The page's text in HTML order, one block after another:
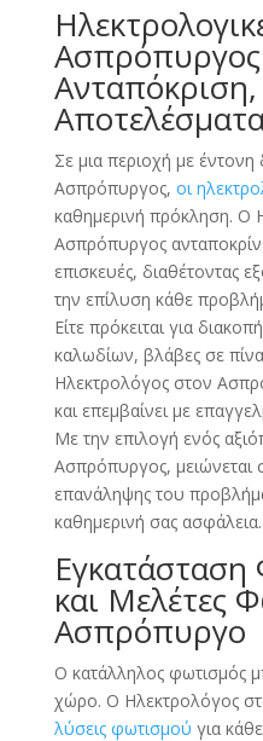
Σε μια περιοχή με
Ασπρόπυργος, οι
καθημερινή πρόκληση. Ο
Ασπρόπυργος
επισκευές, διαθέτοντας
την επίλυση κάθε
Είτε πρόκειται για
καλωδίων, βλάβες σε
Ηλεκτρολόγος στον
και επεμβαίνει με
Με την επιλογή ενός
Ασπρόπυργος, μειώνεται
επανάληψης του
καθημερινή σας ασφάλεια.
Εγκατάσταση
και Μελέτες
Ασπρόπυργο
Ο κατάλληλος φωτισμός
χώρο. Ο Ηλεκτρολόγος
λύσεις φωτισμού για